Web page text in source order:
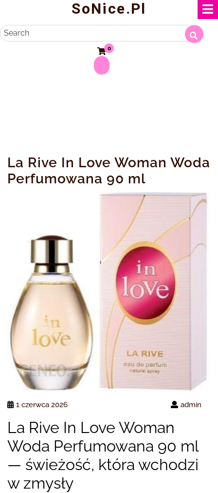
content
SoNice.pl
Search
0
La Rive In Love Woman Woda
Perfumowana 90 ml
1 czerwca 2026 admin
La Rive In Love Woman
Woda Perfumowana 90 ml
— świeżość, która wchodzi
w zmysły